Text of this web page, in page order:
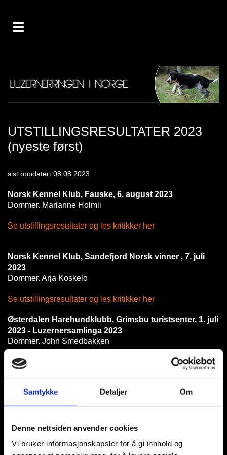
Samtykke Detaljer Om
Denne nettsiden anvender cookies
Vi bruker informasjonskapsler for å gi innhold og
UTSTILLINGSRESULTATER 2023
(nyeste først)
sist oppdatert 08.08.2023
Norsk Kennel Klub, Fauske, 6. august 2023
Dommer. Marianne Holmli
Se utstillingsresultater og les kritikker her
Norsk Kennel Klub, Sandefjord Norsk vinner , 7. juli
2023
Dommer. Arja Koskelo
Se utstillingsresultater og les kritikker her
Østerdalen Harehundklubb, Grimsbu turistsenter, 1. juli
2023 - Luzernersamlinga 2023
Dommer. John Smedbakken
Se utstillingsresultater og les kritikker her
Dommer. Göran Johansson
Norsk Kennel Klub, Trondheim, 3. juni 2023